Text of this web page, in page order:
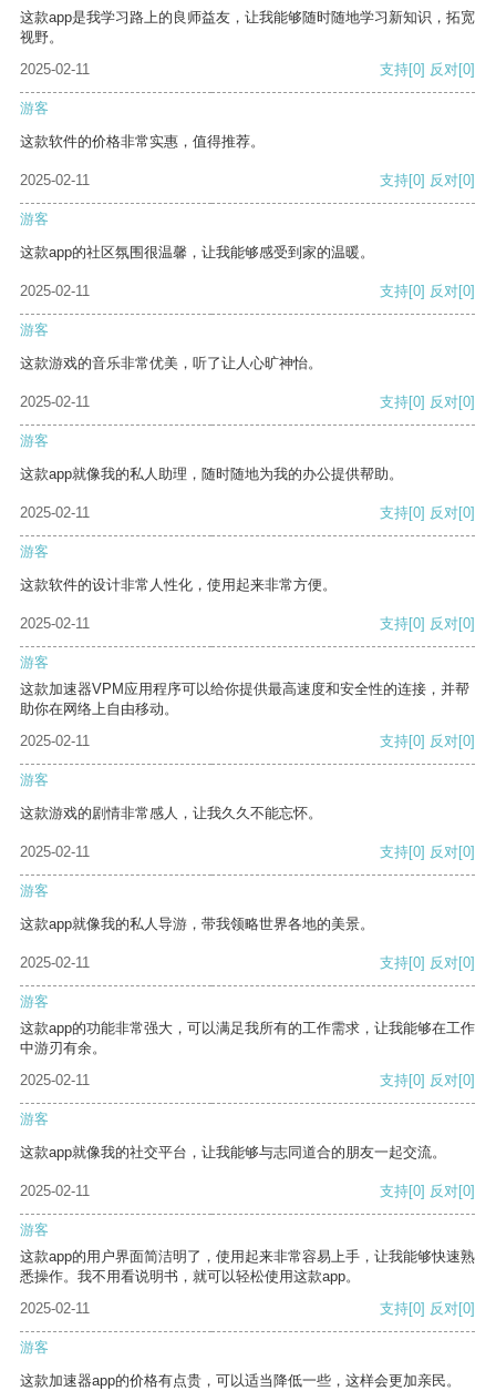
这款app是我学习路上的良师益友，让我能够随时随地学习新知识，拓宽
视野。
2025-02-11
支持[0] 反对[0]
游客
这款软件的价格非常实惠，值得推荐。
2025-02-11 支持[0] 反对[0]
游客
这款app的社区氛围很温馨，让我能够感受到家的温暖。
2025-02-11 支持[0] 反对[0]
游客
这款游戏的音乐非常优美，听了让人心旷神怡。
2025-02-11 支持[0] 反对[0]
游客
这款app就像我的私人助理，随时随地为我的办公提供帮助。
2025-02-11 支持[0] 反对[0]
游客
这款软件的设计非常人性化，使用起来非常方便。
2025-02-11 支持[0] 反对[0]
游客
这款加速器VPM应用程序可以给你提供最高速度和安全性的连接，并帮
助你在网络上自由移动。
2025-02-11
支持[0] 反对[0]
游客
这款游戏的剧情非常感人，让我久久不能忘怀。
2025-02-11 支持[0] 反对[0]
游客
这款app就像我的私人导游，带我领略世界各地的美景。
2025-02-11 支持[0] 反对[0]
游客
这款app的功能非常强大，可以满足我所有的工作需求，让我能够在工作
中游刃有余。
2025-02-11
支持[0] 反对[0]
游客
这款app就像我的社交平台，让我能够与志同道合的朋友一起交流。
2025-02-11 支持[0] 反对[0]
游客
这款app的用户界面简洁明了，使用起来非常容易上手，让我能够快速熟
悉操作。我不用看说明书，就可以轻松使用这款app。
2025-02-11
支持[0] 反对[0]
游客
这款加速器app的价格有点贵，可以适当降低一些，这样会更加亲民。